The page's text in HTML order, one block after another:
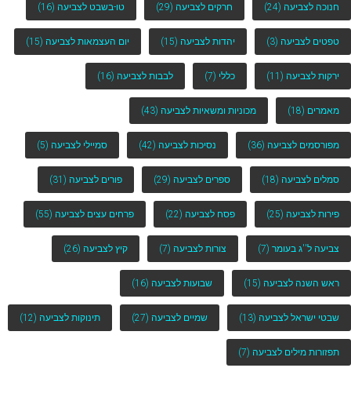
חנוכה לצביעה (24) חרקים לצביעה (29) טו-בשבט לצביעה (16)
טפטים לצביעה (3) יהדות לצביעה (15) יום העצמאות לצביעה (15)
ירקות לצביעה (11) כללי (7) לבבות לצביעה (16)
מאמרים (18) מכוניות ומשאיות לצביעה (43)
מפורסמים לצביעה (36) נסיכות לצביעה (42) סמיילי לצביעה (5)
סמלים לצביעה (18) ספרים לצביעה (29) פורים לצביעה (31)
פירות לצביעה (25) פסח לצביעה (22) פרחים עצים לצביעה (55)
צביעה ל''ג בעומר (7) צורות לצביעה (7) קיץ לצביעה (26)
ראש השנה לצביעה (15) שבועות לצביעה (16)
שבטי ישראל לצביעה (13) שמיים לצביעה (27) תינוקות לצביעה (12)
תפזורות מילים לצביעה (7)